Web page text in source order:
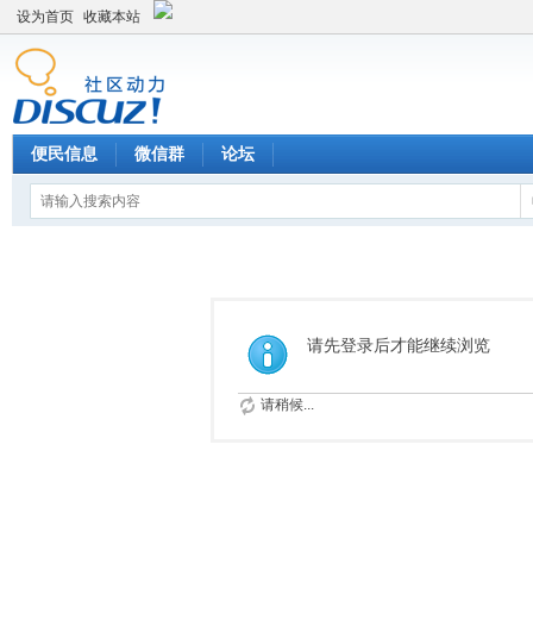
设为首页 收藏本站
便民信息 微信群 论坛
请先登录后才能继续浏览
请稍候...